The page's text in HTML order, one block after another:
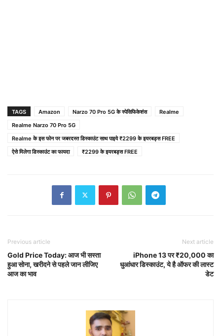
TAGS Amazon Narzo 70 Pro 5G के स्पेसिफिकेशंस
Realme
Realme Narzo 70 Pro 5G
Realme के इस फोन पर जबरदस्त डिस्काउंट साथ पाइये ₹2299 के इयरबड्स FREE
ऐसे मिलेगा डिस्काउंट का फायदा
₹2299 के इयरबड्स FREE
Previous article
Gold Price Today: आज भी सस्ता
हुआ सोना, खरीदने से पहले जान लीजिए
आज का भाव
Next article
iPhone 13 पर ₹20,000 का
धुआंधार डिस्काउंट, ये है ऑफर की लास्ट
डेट